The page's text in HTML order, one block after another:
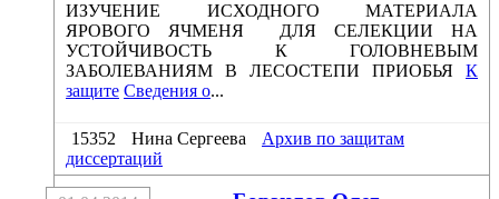
ИЗУЧЕНИЕ ИСХОДНОГО МАТЕРИАЛА
ЯРОВОГО ЯЧМЕНЯ ДЛЯ СЕЛЕКЦИИ НА
УСТОЙЧИВОСТЬ К ГОЛОВНЕВЫМ
ЗАБОЛЕВАНИЯМ В ЛЕСОСТЕПИ ПРИОБЬЯ К
защите Сведения о...
15352 Нина Сергеева
Архив по защитам
диссертаций